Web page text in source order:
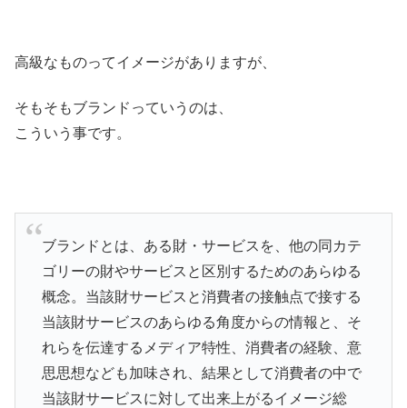
高級なものってイメージがありますが、
そもそもブランドっていうのは、
こういう事です。
ブランドとは、ある財・サービスを、他の同カテ
ゴリーの財やサービスと区別するためのあらゆる
概念。当該財サービスと消費者の接触点で接する
当該財サービスのあらゆる角度からの情報と、そ
れらを伝達するメディア特性、消費者の経験、意
思思想なども加味され、結果として消費者の中で
当該財サービスに対して出来上がるイメージ総